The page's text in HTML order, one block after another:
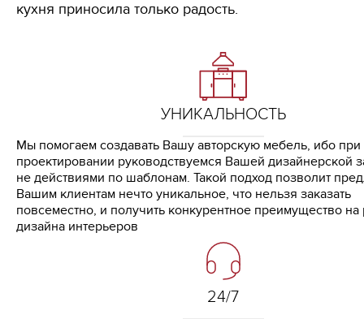
кухня приносила только радость.
УНИКАЛЬНОСТЬ
Мы помогаем создавать Вашу авторскую мебель, ибо при
проектировании руководствуемся Вашей дизайнерской
не действиями по шаблонам. Такой подход позволит
Вашим клиентам нечто уникальное, что нельзя заказать
повсеместно, и получить конкурентное преимущество
дизайна интерьеров
24/7